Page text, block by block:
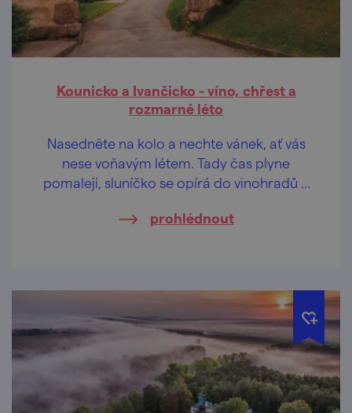
Kounicko a Ivančicko - víno, chřest a
rozmarné léto
Nasedněte na kolo a nechte vánek, ať vás
nese voňavým létem. Tady čas plyne
pomaleji, sluníčko se opírá do vinohradů a
odpočinku.
prohlédnout